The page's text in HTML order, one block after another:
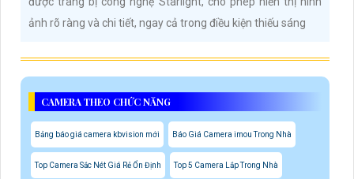
ảnh rõ ràng và chi tiết, ngay cả trong điều kiện thiếu sáng
CAMERA THEO CHỨC NĂNG
Bảng báo giá camera kbvision mới Báo Giá Camera imou Trong Nhà
Top Camera Sắc Nét Giá Rẻ Ổn Định Top 5 Camera Lắp Trong Nhà